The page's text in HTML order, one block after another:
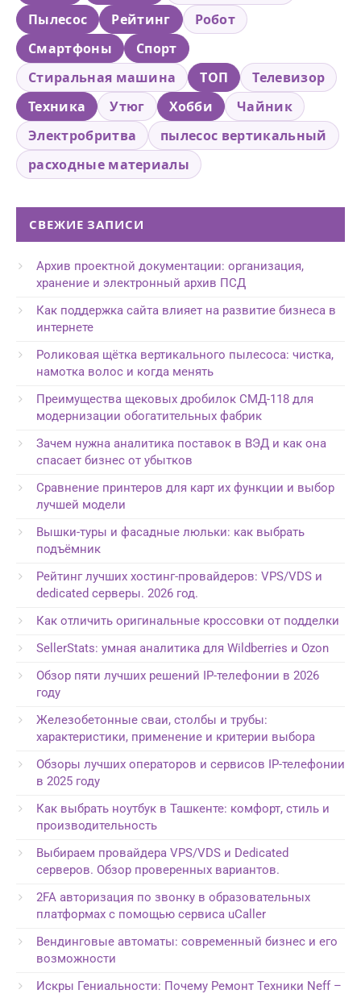
Пылесос
Рейтинг
Робот
Смартфоны
Спорт
Стиральная машина
ТОП
Телевизор
Техника
Утюг Хобби
Чайник
Электробритва
пылесос вертикальный
расходные материалы
СВЕЖИЕ ЗАПИСИ
Архив проектной документации: организация,
хранение и электронный архив ПСД
Как поддержка сайта влияет на развитие бизнеса в
интернете
Роликовая щётка вертикального пылесоса: чистка,
намотка волос и когда менять
Преимущества щековых дробилок СМД-118 для
модернизации обогатительных фабрик
Зачем нужна аналитика поставок в ВЭД и как она
спасает бизнес от убытков
Сравнение принтеров для карт их функции и выбор
лучшей модели
Вышки-туры и фасадные люльки: как выбрать
подъёмник
Рейтинг лучших хостинг-провайдеров: VPS/VDS и
dedicated серверы. 2026 год.
Как отличить оригинальные кроссовки от подделки
SellerStats: умная аналитика для Wildberries и Ozon
Обзор пяти лучших решений IP-телефонии в 2026
году
Железобетонные сваи, столбы и трубы:
характеристики, применение и критерии выбора
Обзоры лучших операторов и сервисов IP-телефонии
в 2025 году
Как выбрать ноутбук в Ташкенте: комфорт, стиль и
производительность
Выбираем провайдера VPS/VDS и Dedicated
серверов. Обзор проверенных вариантов.
2FA авторизация по звонку в образовательных
платформах с помощью сервиса uCaller
Вендинговые автоматы: современный бизнес и его
возможности
Искры Гениальности: Почему Ремонт Техники Neff –